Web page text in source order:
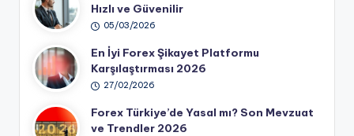
Hızlı ve Güvenilir
05/03/2026
En İyi Forex Şikayet Platformu
Karşılaştırması 2026
27/02/2026
Forex Türkiye’de Yasal mı? Son Mevzuat
ve Trendler 2026